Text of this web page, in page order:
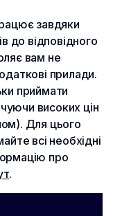
завдяки
до відповідного
вам не
прилади.
приймати
високих цін
Для цього
всі необхідні
про
.